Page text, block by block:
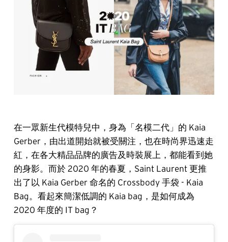
在一眾新生代模特兒中，身為「名模二代」的 Kaia
Gerber，由出道開始就被受關注，也在時尚界迅速走
紅，在各大精品品牌的廣告及時裝展上，都能看到她
的身影。而於 2020 年的春夏，Saint Laurent 更推
出了以 Kaia Gerber 命名的 Crossbody 手袋 - Kaia
Bag。看起來簡潔低調的 Kaia bag，是如何成為
2020 年度的 IT bag？